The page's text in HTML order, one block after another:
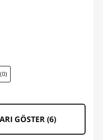
GÖSTER (6)